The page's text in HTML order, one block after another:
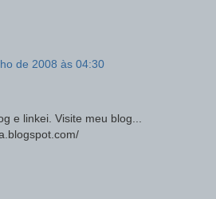
de 2008 às 04:30
e linkei. Visite meu blog...